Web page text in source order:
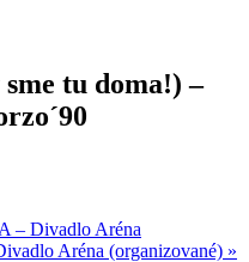
tu doma!) –
– Divadlo Aréna
Aréna (organizované) »